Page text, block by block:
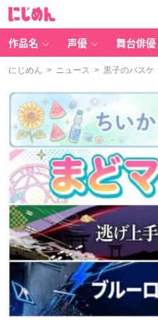
作品名 声優 舞台俳優
にじめん > ニュース > 黒子のバスケ